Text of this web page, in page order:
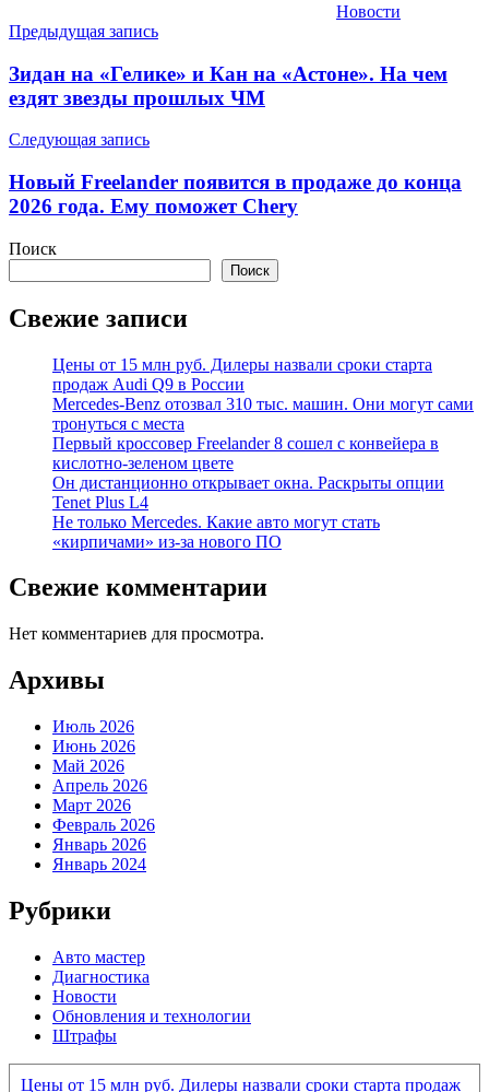
Новости
Навигация
по
записям
Предыдущая запись
Зидан на «Гелике» и Кан на «Астоне». На чем
ездят звезды прошлых ЧМ
Следующая запись
Новый Freelander появится в продаже до конца
2026 года. Ему поможет Chery
Поиск
Поиск
Свежие записи
Цены от 15 млн руб. Дилеры назвали сроки старта
продаж Audi Q9 в России
Mercedes-Benz отозвал 310 тыс. машин. Они могут сами
тронуться с места
Первый кроссовер Freelander 8 сошел с конвейера в
кислотно-зеленом цвете
Он дистанционно открывает окна. Раскрыты опции
Tenet Plus L4
Не только Mercedes. Какие авто могут стать
«кирпичами» из-за нового ПО
Свежие комментарии
Нет комментариев для просмотра.
Архивы
Июль 2026
Июнь 2026
Май 2026
Апрель 2026
Март 2026
Февраль 2026
Январь 2026
Январь 2024
Рубрики
Авто мастер
Диагностика
Новости
Обновления и технологии
Штрафы
Цены от 15 млн руб. Дилеры назвали сроки старта продаж